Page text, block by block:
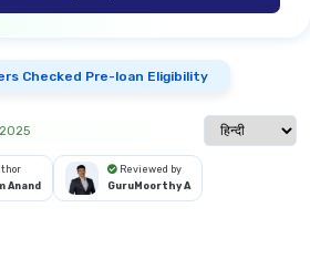
Checked Pre-loan Eligibility
Select
Anand
Reviewed by
GuruMoorthy A